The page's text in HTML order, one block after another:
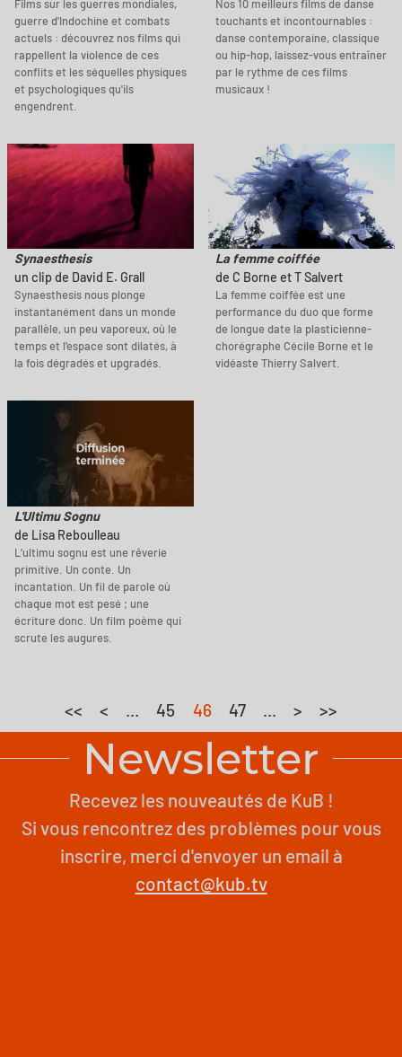
Films sur les guerres mondiales,
guerre d'Indochine et combats
actuels : découvrez nos films qui
rappellent la violence de ces
conflits et les séquelles physiques
et psychologiques qu'ils
engendrent.
Nos 10 meilleurs films de danse
touchants et incontournables :
danse contemporaine, classique
ou hip-hop, laissez-vous entraîner
par le rythme de ces films
musicaux !
Synaesthesis
un clip de David E. Grall
Synaesthesis nous plonge
instantanément dans un monde
parallèle, un peu vaporeux, où le
temps et l'espace sont dilatés, à
la fois dégradés et upgradés.
La femme coiffée
de C Borne et T Salvert
La femme coiffée est une
performance du duo que forme
de longue date la plasticienne-
chorégraphe Cécile Borne et le
vidéaste Thierry Salvert.
L'Ultimu Sognu
de Lisa Reboulleau
L’ultimu sognu est une rêverie
primitive. Un conte. Un
incantation. Un fil de parole où
chaque mot est pesé ; une
écriture donc. Un film poème qui
scrute les augures.
<< < ... 45 46 47 ... > >>
Newsletter
Recevez les nouveautés de KuB !
Si vous rencontrez des problèmes pour vous
inscrire, merci d'envoyer un email à
contact@kub.tv